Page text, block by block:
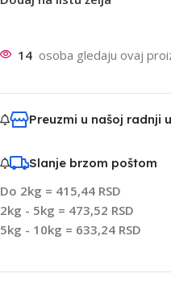
14 osoba gledaju ovaj
Preuzmi u našoj radnji
Slanje brzom poštom
Do 2kg = 415,44 RSD
2kg - 5kg = 473,52 RSD
5kg - 10kg = 633,24 RSD